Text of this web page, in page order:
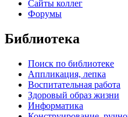
Сайты коллег
Форумы
Библиотека
Поиск по библиотеке
Аппликация, лепка
Воспитательная работа
Здоровый образ жизни
Информатика